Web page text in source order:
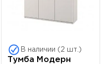
В наличии (2 шт.)
Тумба Модерн